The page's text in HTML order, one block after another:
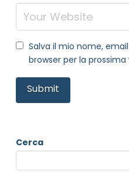
Salva il mio nome,
browser per la
Cerca